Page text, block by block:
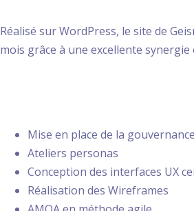
Réalisé sur WordPress, le site de
mois grâce à une excellente
Mise en place de la
Ateliers personas
Conception des interfaces UX
Réalisation des Wireframes